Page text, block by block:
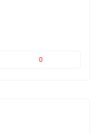
0